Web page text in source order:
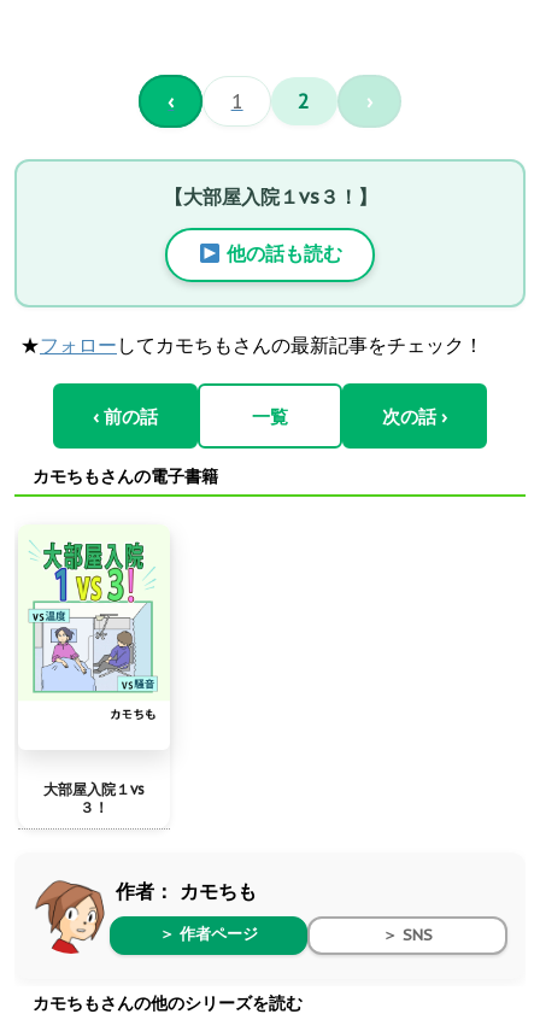
‹ 1 2 ›
【大部屋入院１vs３！】
他の話も読む
★フォロー してカモちもさんの最新記事をチェック！
‹ 前の話 一覧 次の話 ›
カモちもさんの電子書籍
大部屋入院１vs
３！
作者： カモちも
＞ 作者ページ ＞ SNS
カモちもさんの他のシリーズを読む